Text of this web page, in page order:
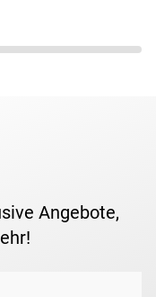
Angebote,